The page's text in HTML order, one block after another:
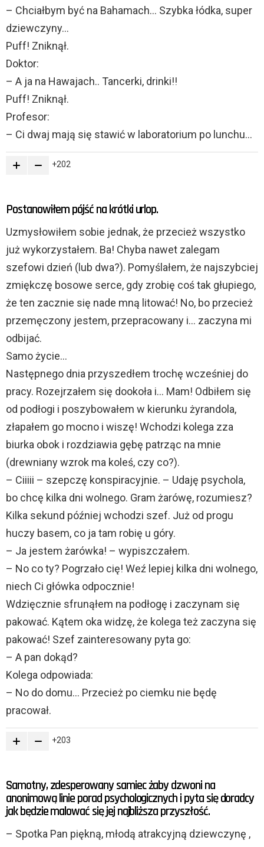
– Chciałbym być na Bahamach… Szybka łódka, super
dziewczyny…
Puff! Zniknął.
Doktor:
– A ja na Hawajach.. Tancerki, drinki!!
Puff! Zniknął.
Profesor:
– Ci dwaj mają się stawić w laboratorium po lunchu…
202
Postanowiłem pójść na krótki urlop.
Uzmysłowiłem sobie jednak, że przecież wszystko
już wykorzystałem. Ba! Chyba nawet zalegam
szefowi dzień (lub dwa?). Pomyślałem, że najszybciej
zmiękczę bosowe serce, gdy zrobię coś tak głupiego,
że ten zacznie się nade mną litować! No, bo przecież
przemęczony jestem, przepracowany i… zaczyna mi
odbijać.
Samo życie…
Następnego dnia przyszedłem trochę wcześniej do
pracy. Rozejrzałem się dookoła i… Mam! Odbiłem się
od podłogi i poszybowałem w kierunku żyrandola,
złapałem go mocno i wiszę! Wchodzi kolega zza
biurka obok i rozdziawia gębę patrząc na mnie
(drewniany wzrok ma koleś, czy co?).
– Ciiiii – szepczę konspiracyjnie. – Udaję psychola,
bo chcę kilka dni wolnego. Gram żarówę, rozumiesz?
Kilka sekund później wchodzi szef. Już od progu
huczy basem, co ja tam robię u góry.
– Ja jestem żarówka! – wypiszczałem.
– No co ty? Pogrzało cię! Weź lepiej kilka dni wolnego,
niech Ci główka odpocznie!
Wdzięcznie sfrunąłem na podłogę i zaczynam się
pakować. Kątem oka widzę, że kolega też zaczyna się
pakować! Szef zainteresowany pyta go:
– A pan dokąd?
Kolega odpowiada:
– No do domu… Przecież po ciemku nie będę
pracował.
203
Samotny, zdesperowany samiec żaby dzwoni na
anonimową linie porad psychologicznych i pyta się doradcy
jak będzie malować się jej najbliższa przyszłość.
– Spotka Pan piękną, młodą atrakcyjną dziewczynę ,